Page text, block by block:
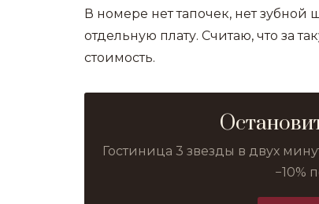
В номере нет тапочек, нет зубной
отдельную плату. Считаю, что за
стоимость.
Гостиница 3 звезды в двух
−10%